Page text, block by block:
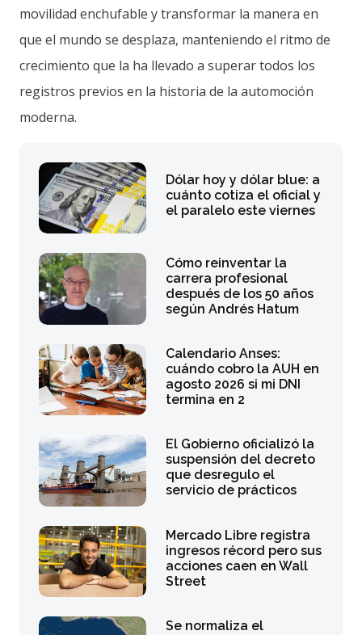
movilidad enchufable y transformar la manera en
que el mundo se desplaza, manteniendo el ritmo de
crecimiento que la ha llevado a superar todos los
registros previos en la historia de la automoción
moderna.
Dólar hoy y dólar blue: a
cuánto cotiza el oficial y
el paralelo este viernes
Cómo reinventar la
carrera profesional
después de los 50 años
según Andrés Hatum
Calendario Anses:
cuándo cobro la AUH en
agosto 2026 si mi DNI
termina en 2
El Gobierno oficializó la
suspensión del decreto
que desregulo el
servicio de prácticos
Mercado Libre registra
ingresos récord pero sus
acciones caen en Wall
Street
Se normaliza el